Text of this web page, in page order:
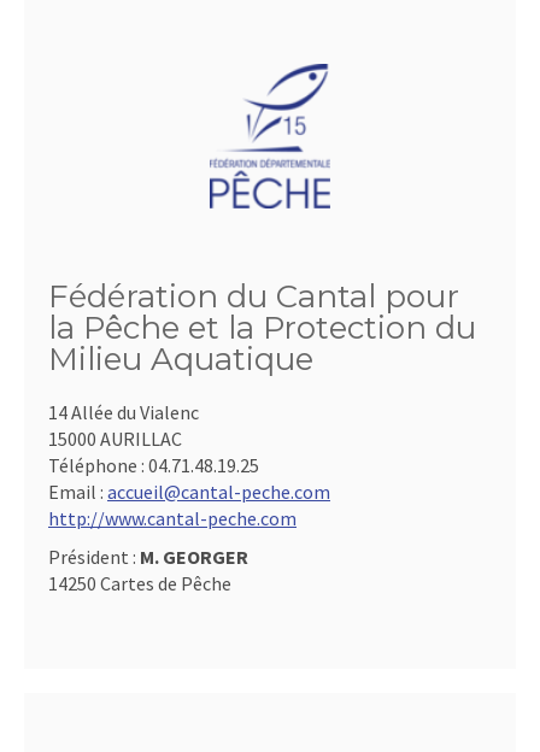
Fédération du Cantal pour
la Pêche et la Protection du
Milieu Aquatique
14 Allée du Vialenc
15000 AURILLAC
Téléphone : 04.71.48.19.25
Email : accueil@cantal-peche.com
http://www.cantal-peche.com
Président : M. GEORGER
14250 Cartes de Pêche